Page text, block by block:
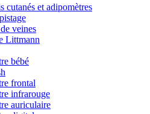
cutanés et adipomètres
veines
Littmann
bébé
frontal
infrarouge
auriculaire